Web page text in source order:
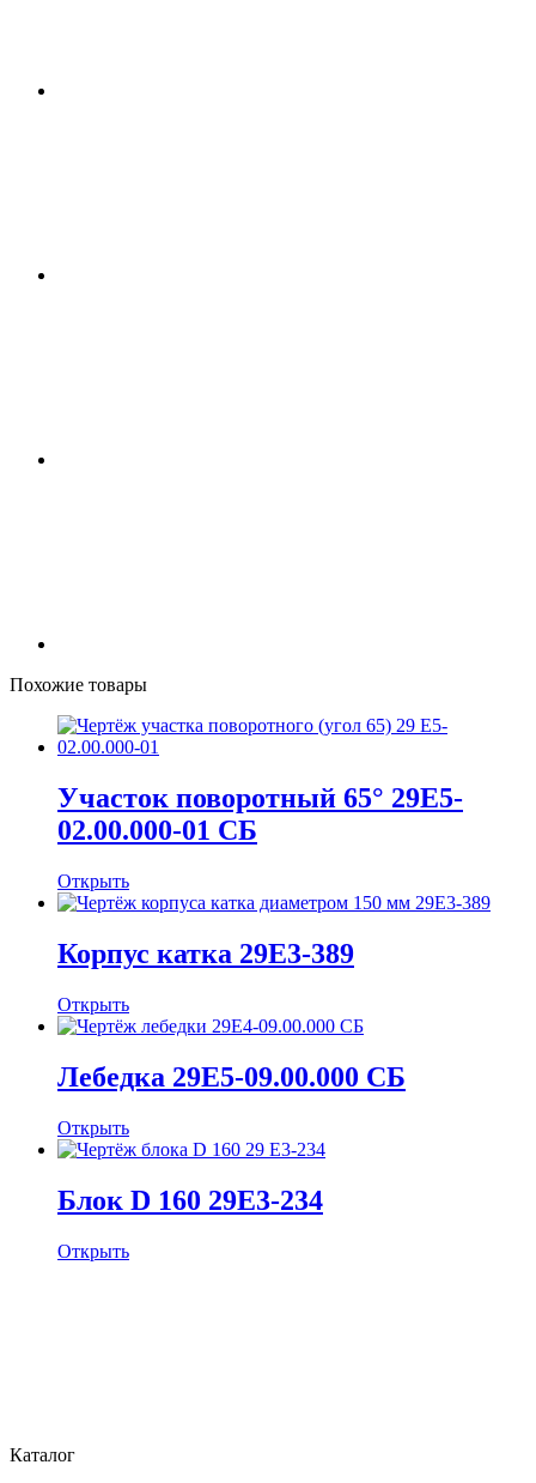
Похожие товары
Участок поворотный 65° 29Е5-
02.00.000-01 СБ
Открыть
Корпус катка 29Е3-389
Открыть
Лебедка 29Е5-09.00.000 СБ
Открыть
Блок D 160 29Е3-234
Открыть
Каталог